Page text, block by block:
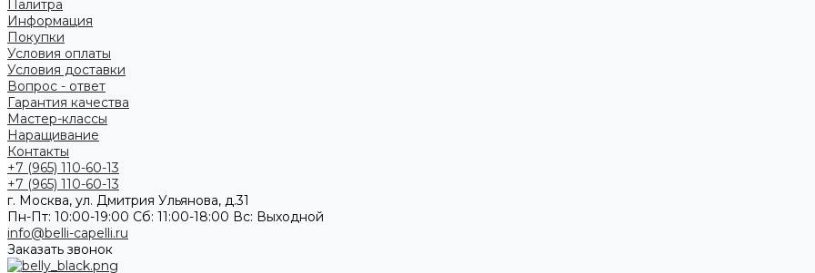
Палитра
Информация
Покупки
Условия оплаты
Условия доставки
Вопрос - ответ
Гарантия качества
Мастер-классы
Наращивание
Контакты
+7 (965) 110-60-13
+7 (965) 110-60-13
г. Москва, ул. Дмитрия Ульянова, д.31
Пн-Пт: 10:00-19:00 Cб: 11:00-18:00 Вс: Выходной
info@belli-capelli.ru
Заказать звонок